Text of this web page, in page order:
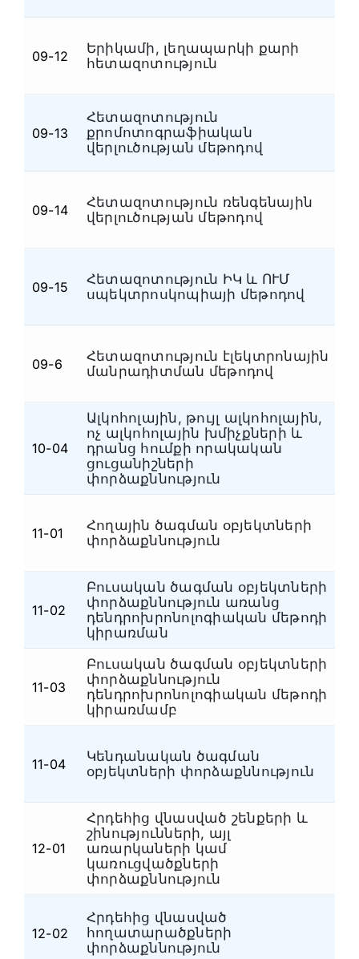
09-12
Երիկամի, լեղապարկի քարի
հետազոտություն
09-13
Հետազոտություն
քրոմոտոգրաֆիական
վերլուծության մեթոդով
09-14
Հետազոտություն ռենգենային
վերլուծության մեթոդով
09-15
Հետազոտություն ԻԿ և ՈՒՄ
սպեկտրոսկոպիայի մեթոդով
09-6
Հետազոտություն էլեկտրոնային
մանրադիտման մեթոդով
10-04
Ալկոհոլային, թույլ ալկոհոլային,
ոչ ալկոհոլային խմիչքների և
դրանց հումքի որակական
ցուցանիշների
փորձաքննություն
11-01
Հողային ծագման օբյեկտների
փորձաքննություն
11-02
Բուսական ծագման օբյեկտների
փորձաքննություն առանց
դենդրոխրոնոլոգիական մեթոդի
կիրառման
11-03
Բուսական ծագման օբյեկտների
փորձաքննություն
դենդրոխրոնոլոգիական մեթոդի
կիրառմամբ
11-04
Կենդանական ծագման
օբյեկտների փորձաքննություն
12-01
Հրդեհից վնասված շենքերի և
շինությունների, այլ
առարկաների կամ
կառուցվածքների
փորձաքննություն
12-02
Հրդեհից վնասված
հողատարածքների
փորձաքննություն